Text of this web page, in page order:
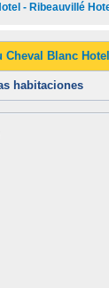
- Ribeauvillé
Cheval Blanc Hotel
habitaciones